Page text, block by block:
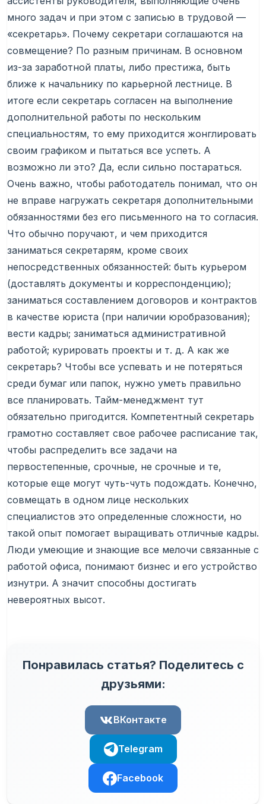
много задач и при этом с записью в трудовой —
«секретарь». Почему секретари соглашаются на
совмещение? По разным причинам. В основном
из-за заработной платы, либо престижа, быть
ближе к начальнику по карьерной лестнице. В
итоге если секретарь согласен на выполнение
дополнительной работы по нескольким
специальностям, то ему приходится жонглировать
своим графиком и пытаться все успеть. А
возможно ли это? Да, если сильно постараться.
Очень важно, чтобы работодатель понимал, что он
не вправе нагружать секретаря дополнительными
обязанностями без его письменного на то согласия.
Что обычно поручают, и чем приходится
заниматься секретарям, кроме своих
непосредственных обязанностей: быть курьером
(доставлять документы и корреспонденцию);
заниматься составлением договоров и контрактов
в качестве юриста (при наличии юробразования);
вести кадры; заниматься административной
работой; курировать проекты и т. д. А как же
секретарь? Чтобы все успевать и не потеряться
среди бумаг или папок, нужно уметь правильно
все планировать. Тайм-менеджмент тут
обязательно пригодится. Компетентный секретарь
грамотно составляет свое рабочее расписание так,
чтобы распределить все задачи на
первостепенные, срочные, не срочные и те,
которые еще могут чуть-чуть подождать. Конечно,
совмещать в одном лице нескольких
специалистов это определенные сложности, но
такой опыт помогает выращивать отличные кадры.
Люди умеющие и знающие все мелочи связанные с
работой офиса, понимают бизнес и его устройство
изнутри. А значит способны достигать
невероятных высот.
Понравилась статья? Поделитесь с
друзьями:
ВКонтакте
Telegram
Facebook